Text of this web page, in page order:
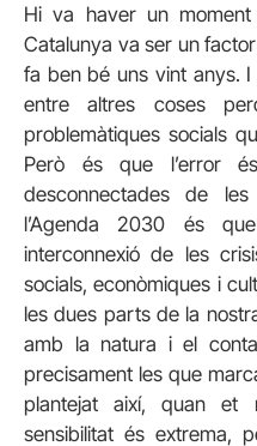
Hi va haver un moment
Catalunya va ser un
fa ben bé uns vint anys.
entre altres coses
problemàtiques socials
Però és que l’error
desconnectades de
l’Agenda 2030 és
interconnexió de les
socials, econòmiques i
les dues parts de la
amb la natura i el
precisament les que
plantejat així, quan et
sensibilitat és extrema,